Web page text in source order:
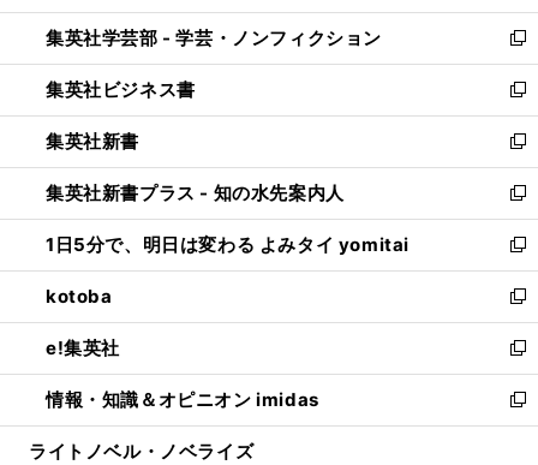
開
く
ウ
で
開
く
ン
ド
ウ
で
開
く
ウ
ィ
ン
ド
ウ
で
開
く
集英社学芸部 - 学芸・ノンフィクション
新
し
い
ウ
ィ
ン
ド
ウ
で
開
く
集英社ビジネス書
新
し
い
ウ
ィ
ン
ド
ウ
で
開
く
集英社新書
新
し
い
ウ
ィ
ン
ド
ウ
で
開
く
集英社新書プラス - 知の水先案内人
新
し
い
ウ
ィ
ン
ド
ウ
で
開
1日5分で、明日は変わる よみタイ yomitai
新
し
い
ウ
ィ
ン
ド
ウ
kotoba
新
し
い
ウ
ィ
ン
e!集英社
新
し
い
ウ
情報・知識＆オピニオン imidas
新
し
ライトノベル・ノベライズ